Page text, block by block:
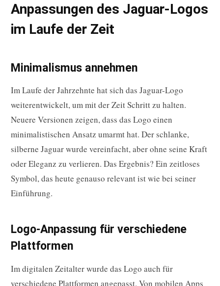
Anpassungen des Jaguar-Logos
im Laufe der Zeit
Minimalismus annehmen
Im Laufe der Jahrzehnte hat sich das Jaguar-Logo
weiterentwickelt, um mit der Zeit Schritt zu halten.
Neuere Versionen zeigen, dass das Logo einen
minimalistischen Ansatz umarmt hat. Der schlanke,
silberne Jaguar wurde vereinfacht, aber ohne seine Kraft
oder Eleganz zu verlieren. Das Ergebnis? Ein zeitloses
Symbol, das heute genauso relevant ist wie bei seiner
Einführung.
Logo-Anpassung für verschiedene
Plattformen
Im digitalen Zeitalter wurde das Logo auch für
verschiedene Plattformen angepasst. Von mobilen Apps